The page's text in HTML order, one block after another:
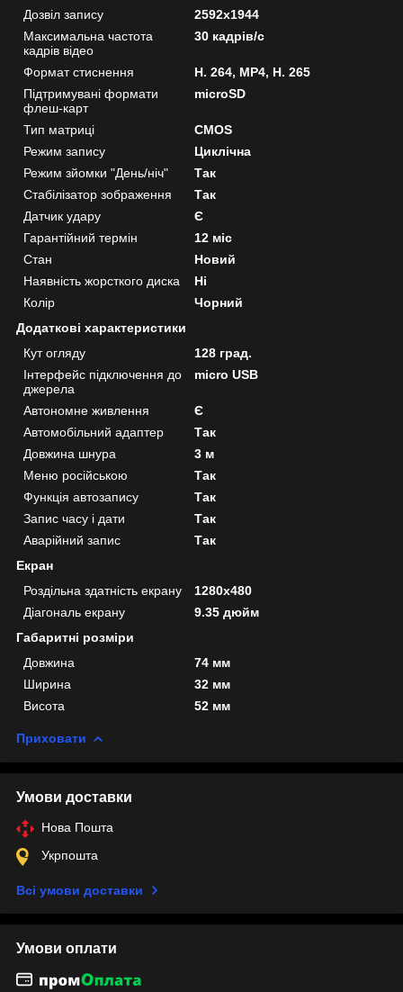
Дозвіл запису
2592x1944
Максимальна частота
кадрів відео
30 кадрів/с
Формат стиснення
H. 264, MP4, H. 265
Підтримувані формати
флеш-карт
microSD
Тип матриці
CMOS
Режим запису
Циклічна
Режим зйомки "День/ніч"
Так
Стабілізатор зображення
Так
Датчик удару
Є
Гарантійний термін
12 міс
Стан
Новий
Наявність жорсткого диска
Ні
Колір
Чорний
Додаткові характеристики
Кут огляду
128 град.
Інтерфейс підключення до
джерела
micro USB
Автономне живлення
Є
Автомобільний адаптер
Так
Довжина шнура
3 м
Меню російською
Так
Функція автозапису
Так
Запис часу і дати
Так
Аварійний запис
Так
Екран
Роздільна здатність екрану
1280x480
Діагональ екрану
9.35 дюйм
Габаритні розміри
Довжина
74 мм
Ширина
32 мм
Висота
52 мм
Приховати
Умови доставки
Нова Пошта
Укрпошта
Всі умови доставки
Умови оплати